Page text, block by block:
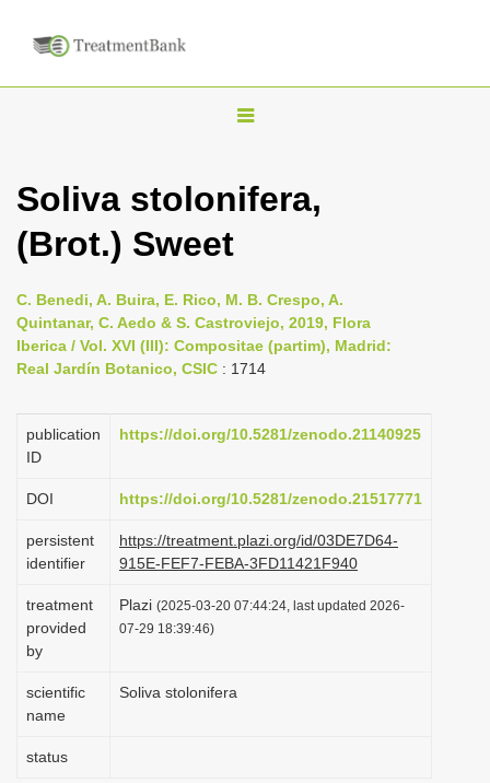
T
g
n
a
v
g
o
n
Soliva stolonifera,
(Brot.) Sweet
C. Benedi, A. Buira, E. Rico, M. B. Crespo, A.
Quintanar, C. Aedo & S. Castroviejo, 2019, Flora
Iberica / Vol. XVI (III): Compositae (partim), Madrid:
Real Jardín Botanico, CSIC : 1714
publication
ID
https://doi.org/10.5281/zenodo.21140925
DOI https://doi.org/10.5281/zenodo.21517771
persistent
identifier
https://treatment.plazi.org/id/03DE7D64-
915E-FEF7-FEBA-3FD11421F940
treatment
provided
by
Plazi (2025-03-20 07:44:24, last updated 2026-
07-29 18:39:46)
scientific
name
Soliva stolonifera
status